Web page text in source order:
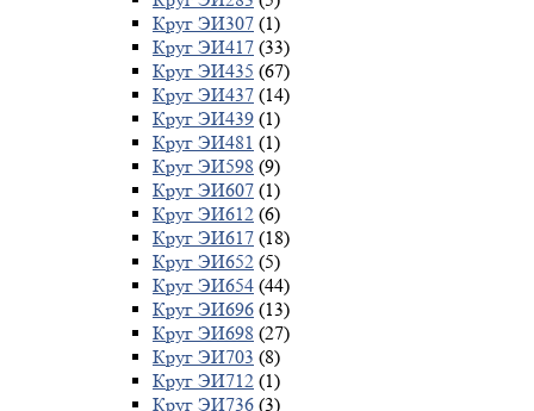
Круг ЭИ307 (1)
Круг ЭИ417 (33)
Круг ЭИ435 (67)
Круг ЭИ437 (14)
Круг ЭИ439 (1)
Круг ЭИ481 (1)
Круг ЭИ598 (9)
Круг ЭИ607 (1)
Круг ЭИ612 (6)
Круг ЭИ617 (18)
Круг ЭИ652 (5)
Круг ЭИ654 (44)
Круг ЭИ696 (13)
Круг ЭИ698 (27)
Круг ЭИ703 (8)
Круг ЭИ712 (1)
Круг ЭИ736 (3)